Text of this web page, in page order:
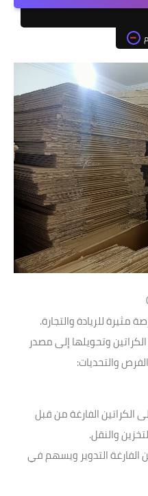
مثيرة للريادة والتجارة.
وتحويلها إلى مصدر
والتحديات:
الكراتين الفارغة من قبل
والنقل.
الفارغة التدوير ويسهم في